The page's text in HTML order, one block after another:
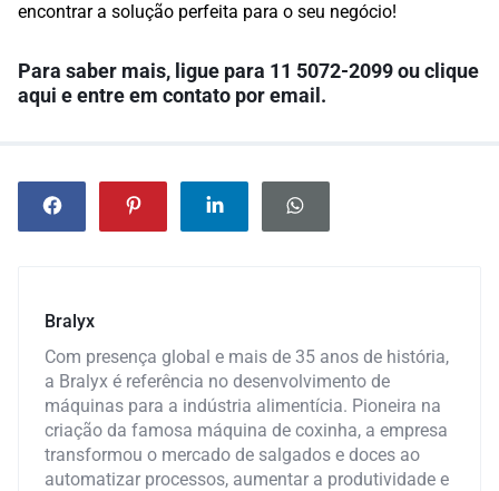
encontrar a solução perfeita para o seu negócio!
Para saber mais, ligue para 11 5072-2099 ouclique
aqui e entre em contato por email.
Bralyx
Com presença global e mais de 35 anos de história,
a Bralyx é referência no desenvolvimento de
máquinas para a indústria alimentícia. Pioneira na
criação da famosa máquina de coxinha, a empresa
transformou o mercado de salgados e doces ao
automatizar processos, aumentar a produtividade e